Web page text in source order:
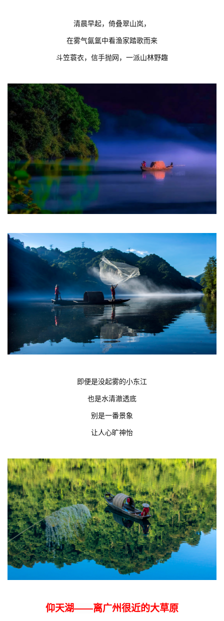
清晨早起，倚叠翠山岚，
在雾气氤氲中看渔家踏歌而来
斗笠蓑衣，信手抛网，一派山林野趣
即便是没起雾的小东江
也是水清澈透底
别是一番景象
让人心旷神怡
仰天湖——离广州很近的大草原